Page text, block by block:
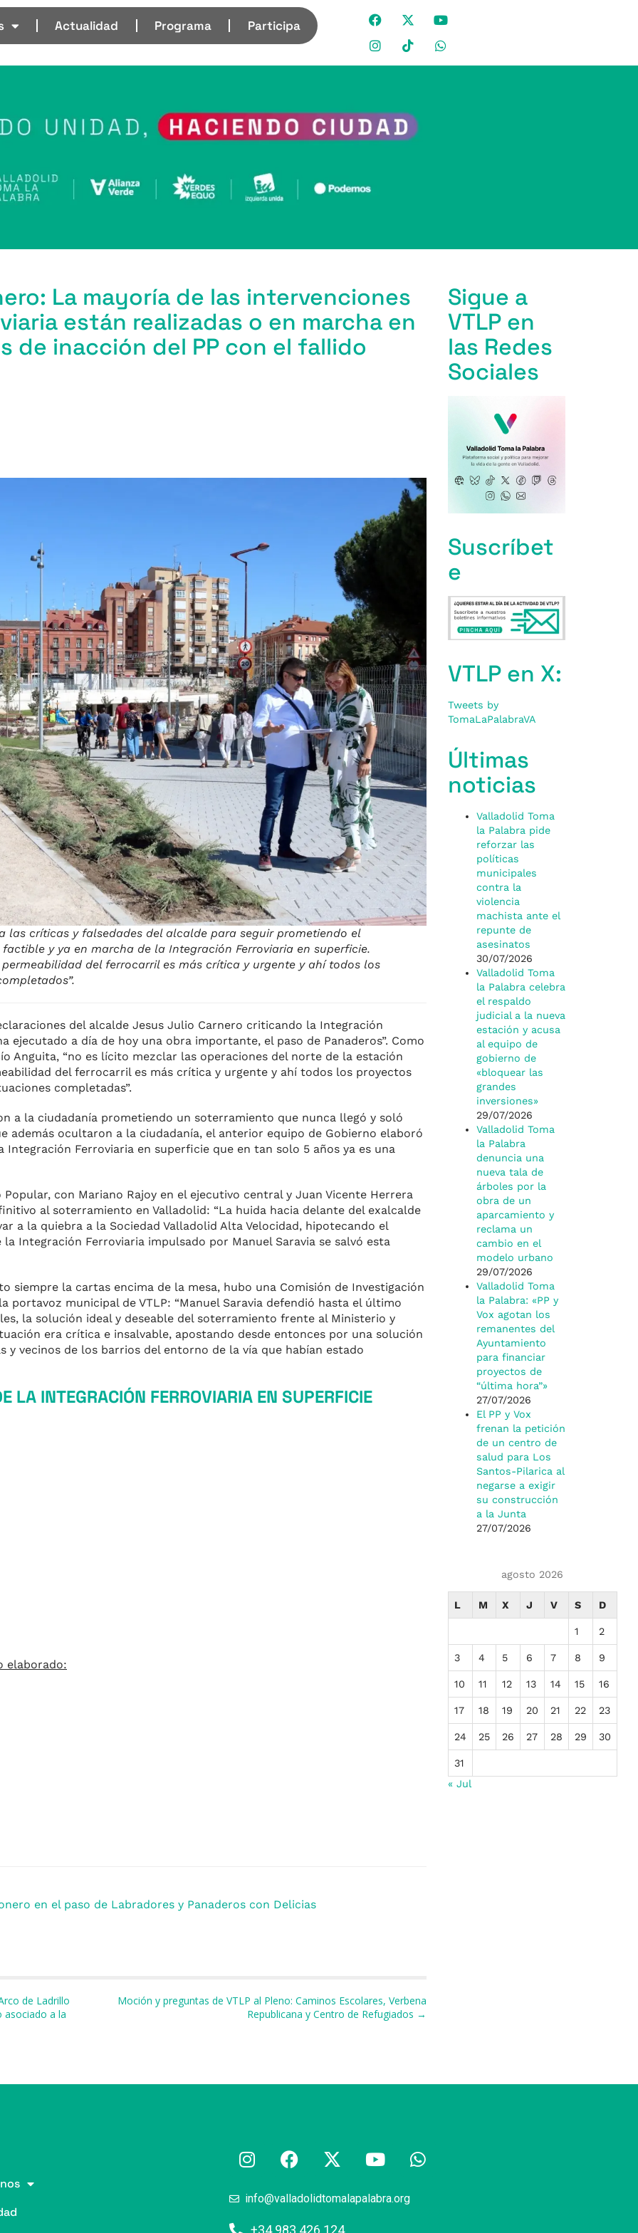
Actualidad Programa Participa
La mayoría de las intervenciones
están realizadas o en marcha en
de inacción del PP con el fallido
críticas y falsedades del alcalde para seguir prometiendo el
y ya en marcha de la Integración Ferroviaria en superficie.
del ferrocarril es más crítica y urgente y ahí todos los
del alcalde Jesus Julio Carnero criticando la Integración
ejecutado a día de hoy una obra importante, el paso de Panaderos”. Como
Anguita, “no es lícito mezclar las operaciones del norte de la estación
del ferrocarril es más crítica y urgente y ahí todos los proyectos
completadas”.
a la ciudadanía prometiendo un soterramiento que nunca llegó y soló
además ocultaron a la ciudadanía, el anterior equipo de Gobierno elaboró
Ferroviaria en superficie que en tan solo 5 años ya es una
con Mariano Rajoy en el ejecutivo central y Juan Vicente Herrera
al soterramiento en Valladolid: “La huida hacia delante del exalcalde
a la quiebra a la Sociedad Valladolid Alta Velocidad, hipotecando el
Integración Ferroviaria impulsado por Manuel Saravia se salvó esta
siempre la cartas encima de la mesa, hubo una Comisión de Investigación
portavoz municipal de VTLP: “Manuel Saravia defendió hasta el último
la solución ideal y deseable del soterramiento frente al Ministerio y
era crítica e insalvable, apostando desde entonces por una solución
y vecinos de los barrios del entorno de la vía que habían estado
LA INTEGRACIÓN FERROVIARIA EN SUPERFICIE
elaborado:
en el paso de Labradores y Panaderos con Delicias
de Ladrillo
asociado a la
Moción y preguntas de VTLP al Pleno: Caminos Escolares, Verbena
Republicana y Centro de Refugiados →
Sigue a
VTLP en
las Redes
Sociales
Suscríbet
e
VTLP en X:
Tweets by
TomaLaPalabraVA
Últimas
noticias
Valladolid Toma
la Palabra pide
reforzar las
políticas
municipales
contra la
violencia
machista ante el
repunte de
asesinatos
30/07/2026
Valladolid Toma
la Palabra celebra
el respaldo
judicial a la nueva
estación y acusa
al equipo de
gobierno de
«bloquear las
grandes
inversiones»
29/07/2026
Valladolid Toma
la Palabra
denuncia una
nueva tala de
árboles por la
obra de un
aparcamiento y
reclama un
cambio en el
modelo urbano
29/07/2026
Valladolid Toma
la Palabra: «PP y
Vox agotan los
remanentes del
Ayuntamiento
para financiar
proyectos de
“última hora”»
27/07/2026
El PP y Vox
frenan la petición
de un centro de
salud para Los
Santos-Pilarica al
negarse a exigir
su construcción
a la Junta
27/07/2026
agosto 2026
L M X J V S D
1 2
3 4 5 6 7 8 9
10 11 12 13 14 15 16
17 18 19 20 21 22 23
24 25 26 27 28 29 30
31
« Jul
info@valladolidtomalapalabra.org